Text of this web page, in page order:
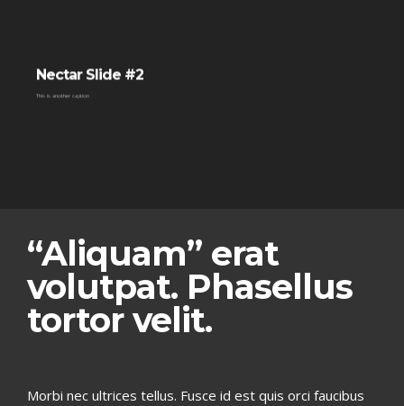
Nectar Slide #2
This is another caption
“Aliquam” erat
volutpat. Phasellus
tortor velit.
Morbi nec ultrices tellus. Fusce id est quis orci faucibus